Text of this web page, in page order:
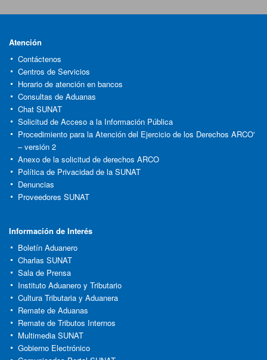
Atención
Contáctenos
Centros de Servicios
Horario de atención en bancos
Consultas de Aduanas
Chat SUNAT
Solicitud de Acceso a la Información Pública
Procedimiento para la Atención del Ejercicio de los Derechos ARCO'
– versión 2
Anexo de la solicitud de derechos ARCO
Política de Privacidad de la SUNAT
Denuncias
Proveedores SUNAT
Información de Interés
Boletín Aduanero
Charlas SUNAT
Sala de Prensa
Instituto Aduanero y Tributario
Cultura Tributaria y Aduanera
Remate de Aduanas
Remate de Tributos Internos
Multimedia SUNAT
Gobierno Electrónico